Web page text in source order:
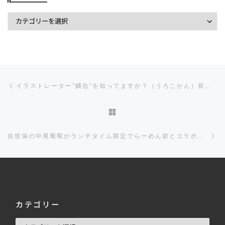
投稿ナビゲーション イラストレーター”鱗缶”を知ってますか？（うろこかん）長崎県から全国へ発信！
カテゴリー